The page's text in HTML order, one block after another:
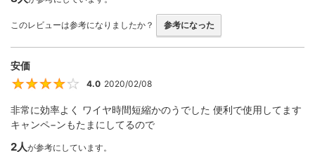
このレビューは参考になりましたか？ 参考になった
安価
4
4.0 2020/02/08
非常に効率よく ワイヤ時間短縮かのうでした 便利で使用してます
キャンペ−ンもたまにしてるので
2人が参考にしています。